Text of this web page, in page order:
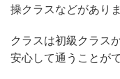
操クラスなどがありま
クラスは初級クラス
安心して通うことが